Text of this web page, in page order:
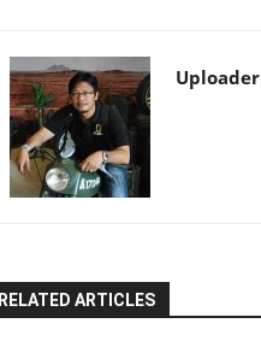
Uploader
RELATED ARTICLES